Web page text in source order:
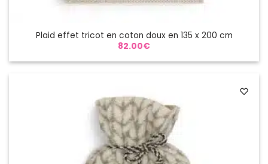
Plaid effet tricot en coton doux en 135 x 200 cm
82.00€